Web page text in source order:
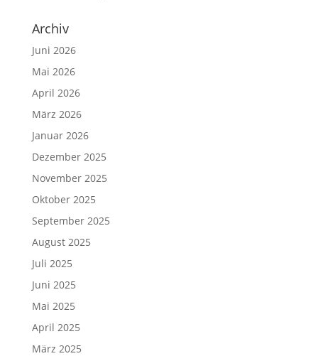
Archiv
Juni 2026
Mai 2026
April 2026
März 2026
Januar 2026
Dezember 2025
November 2025
Oktober 2025
September 2025
August 2025
Juli 2025
Juni 2025
Mai 2025
April 2025
März 2025